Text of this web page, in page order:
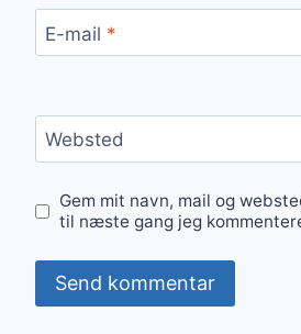
E-mail *
Websted
Gem mit navn, mail og
til næste gang jeg